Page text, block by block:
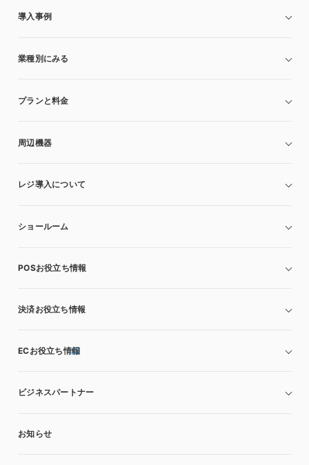
導入事例
業種別にみる
プランと料金
周辺機器
レジ導入について
ショールーム
POSお役立ち情報
決済お役立ち情報
ECお役立ち情報
ビジネスパートナー
お知らせ